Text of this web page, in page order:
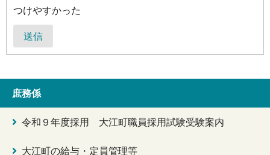
つけやすかった
送信
庶務係
令和９年度採用 大江町職員採用試験受験案内
大江町の給与・定員管理等